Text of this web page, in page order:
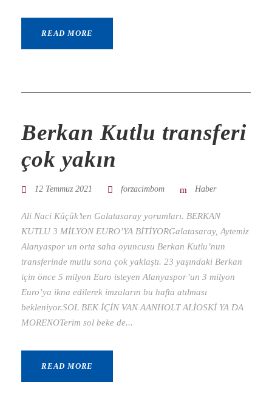
READ MORE
Berkan Kutlu transferi
çok yakın
12 Temmuz 2021 forzacimbom Haber
Ali Naci Küçük’ten Galatasaray yorumları. BERKAN
KUTLU 3 MİLYON EURO’YA BİTİYORGalatasaray, Aytemiz
Alanyaspor un orta saha oyuncusu Berkan Kutlu’nun
transferinde mutlu sona çok yaklaştı. 23 yaşındaki Berkan
için önce 5 milyon Euro isteyen Alanyaspor’un 3 milyon
Euro’ya ikna edilerek imzaların bu hafta atılması
bekleniyor.SOL BEK İÇİN VAN AANHOLT ALİOSKİ YA DA
MORENOTerim sol beke de...
READ MORE